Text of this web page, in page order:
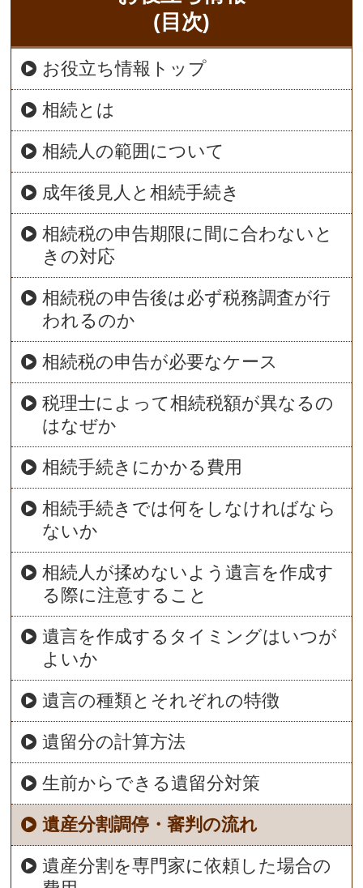
(目次)
お役立ち情報トップ
相続とは
相続人の範囲について
成年後見人と相続手続き
相続税の申告期限に間に合わないと
きの対応
相続税の申告後は必ず税務調査が行
われるのか
相続税の申告が必要なケース
税理士によって相続税額が異なるの
はなぜか
相続手続きにかかる費用
相続手続きでは何をしなければなら
ないか
相続人が揉めないよう遺言を作成す
る際に注意すること
遺言を作成するタイミングはいつが
よいか
遺言の種類とそれぞれの特徴
遺留分の計算方法
生前からできる遺留分対策
遺産分割調停・審判の流れ
遺産分割を専門家に依頼した場合の